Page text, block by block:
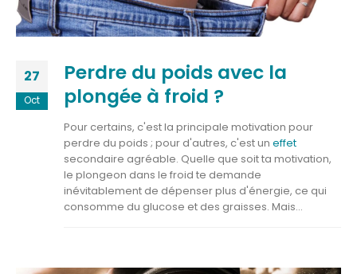
27
Oct
Perdre du poids avec la
plongée à froid ?
Pour certains, c'est la principale motivation pour
perdre du poids ; pour d'autres, c'est un effet
secondaire agréable. Quelle que soit ta motivation,
le plongeon dans le froid te demande
inévitablement de dépenser plus d'énergie, ce qui
consomme du glucose et des graisses. Mais...